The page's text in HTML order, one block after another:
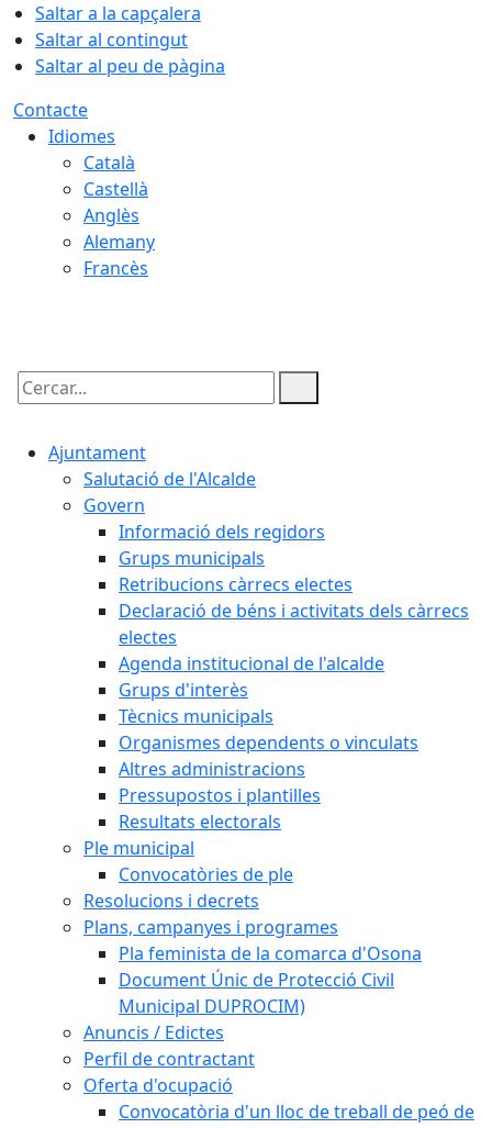
Saltar a la capçalera
Saltar al contingut
Saltar al peu de pàgina
Contacte
Idiomes
Català
Castellà
Anglès
Alemany
Francès
Cercar:
Ajuntament
Salutació de l'Alcalde
Govern
Informació dels regidors
Grups municipals
Retribucions càrrecs electes
Declaració de béns i activitats dels càrrecs
electes
Agenda institucional de l'alcalde
Grups d'interès
Tècnics municipals
Organismes dependents o vinculats
Altres administracions
Pressupostos i plantilles
Resultats electorals
Ple municipal
Convocatòries de ple
Resolucions i decrets
Plans, campanyes i programes
Pla feminista de la comarca d'Osona
Document Únic de Protecció Civil
Municipal DUPROCIM)
Anuncis / Edictes
Perfil de contractant
Oferta d'ocupació
Convocatòria d'un lloc de treball de peó de